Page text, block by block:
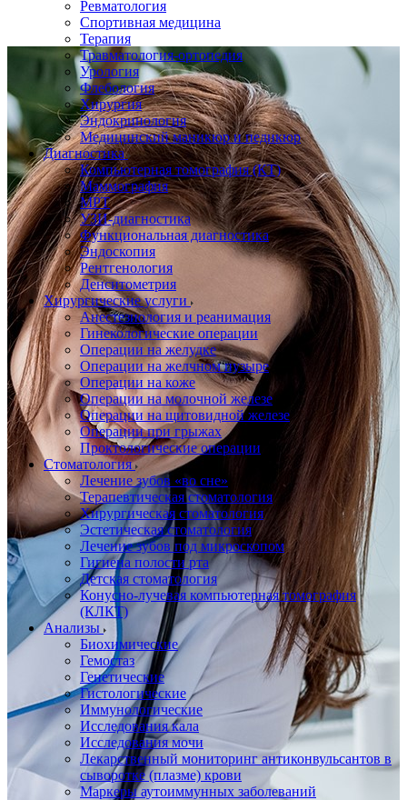
Ревматология
Спортивная медицина
Терапия
Травматология-ортопедия
Урология
Флебология
Хирургия
Эндокринология
Медицинский маникюр и педикюр
Диагностика
Компьютерная томография (КТ)
Маммография
МРТ
УЗИ-диагностика
Функциональная диагностика
Эндоскопия
Рентгенология
Денситометрия
Хирургические услуги
Анестезиология и реанимация
Гинекологические операции
Операции на желудке
Операции на желчном пузыре
Операции на коже
Операции на молочной железе
Операции на щитовидной железе
Операции при грыжах
Проктологические операции
Стоматология
Лечение зубов «во сне»
Терапевтическая стоматология
Хирургическая стоматология
Эстетическая стоматология
Лечение зубов под микроскопом
Гигиена полости рта
Детская стоматология
Конусно-лучевая компьютерная томография
(КЛКТ)
Анализы
Биохимические
Гемостаз
Генетические
Гистологические
Иммунологические
Исследования кала
Исследования мочи
Лекарственный мониторинг антиконвульсантов в
сыворотке (плазме) крови
Маркеры аутоиммунных заболеваний